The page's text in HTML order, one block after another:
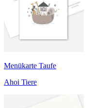
Menükarte Taufe
Ahoi Tiere